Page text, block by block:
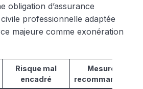
obligation d’assurance
professionnelle adaptée
majeure comme exonération
Risque mal
encadré
Mesure
recommandée